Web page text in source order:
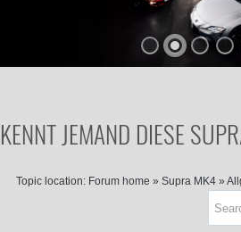
KENNT JEMAND DIESE
Topic location: Forum home » Supra MK4 »